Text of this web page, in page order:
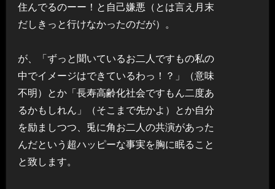
住んでるのーー！と自己嫌悪（とは言え月末
だしきっと行けなかったのだが）。
が、「ずっと聞いているお二人ですもの私の
中でイメージはできているわっ！？」（意味
不明）とか「長寿高齢化社会ですもん二度あ
るかもしれん」（そこまで先かよ）とか自分
を励ましつつ、兎に角お二人の共演があった
んだという超ハッピーな事実を胸に眠ること
と致します。